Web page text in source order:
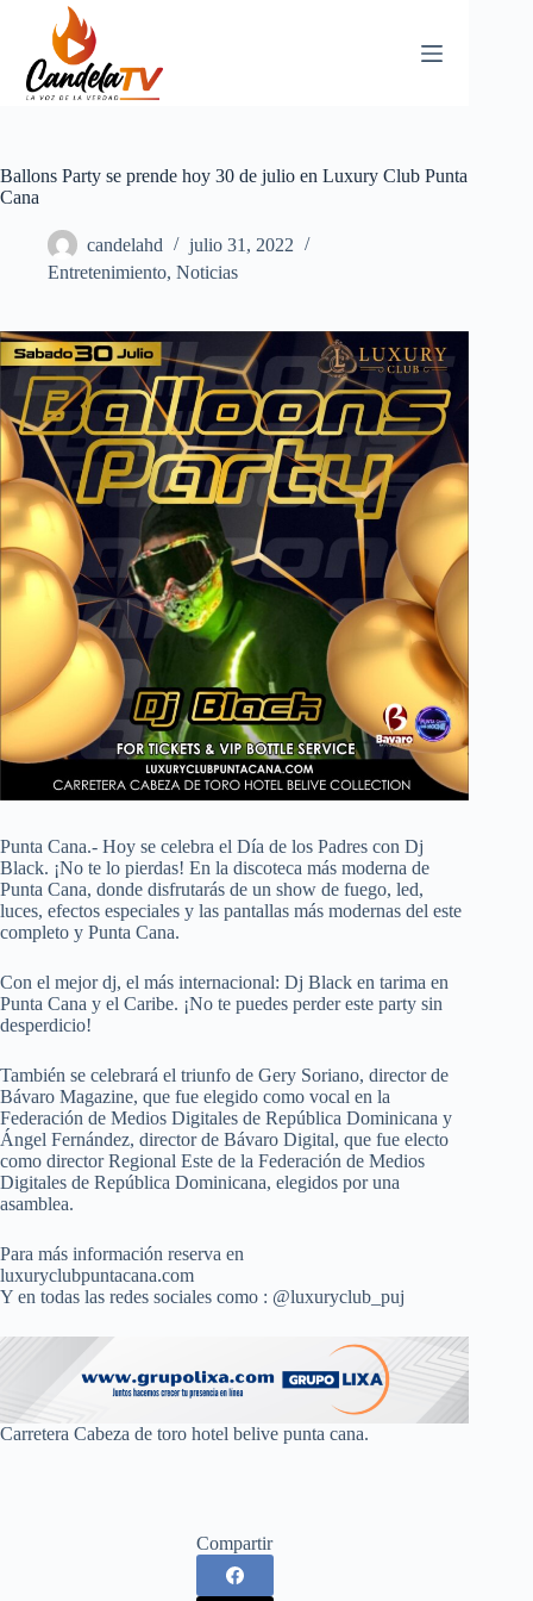
contenido
Ballons Party se prende hoy 30 de julio en Luxury Club Punta
Cana
candelahd
julio 31, 2022
Entretenimiento, Noticias
Punta Cana.- Hoy se celebra el Día de los Padres con Dj
Black. ¡No te lo pierdas! En la discoteca más moderna de
Punta Cana, donde disfrutarás de un show de fuego, led,
luces, efectos especiales y las pantallas más modernas del este
completo y Punta Cana.
Con el mejor dj, el más internacional: Dj Black en tarima en
Punta Cana y el Caribe. ¡No te puedes perder este party sin
desperdicio!
También se celebrará el triunfo de Gery Soriano, director de
Bávaro Magazine, que fue elegido como vocal en la
Federación de Medios Digitales de República Dominicana y
Ángel Fernández, director de Bávaro Digital, que fue electo
como director Regional Este de la Federación de Medios
Digitales de República Dominicana, elegidos por una
asamblea.
Para más información reserva en
luxuryclubpuntacana.com
Y en todas las redes sociales como : @luxuryclub_puj
Carretera Cabeza de toro hotel belive punta cana.
Compartir